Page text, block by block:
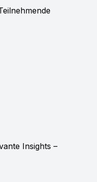
Insights –